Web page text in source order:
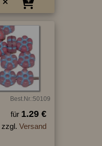
Best.Nr.:50109
für 1.29 €
zzgl. Versand